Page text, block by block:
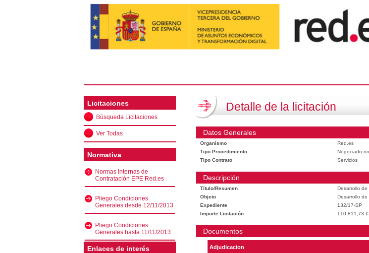
Licitaciones
Búsqueda Licitaciones
Ver Todas
Normativa
Normas Internas de
Contratación EPE Red.es
Pliego Condiciones
Generales desde 12/11/2013
Pliego Condiciones
Generales hasta 11/11/2013
Enlaces de interés
Detalle de la licitación
Datos Generales
Organismo
Red.es
Tipo Procedimiento
Negociado
Tipo Contrato
Servicios
Descripción
Título/Resumen
Desarrollo de
Objeto
Desarrollo de
Expediente
132/17-SP
Importe Licitación
110.811,73 €
Documentos
Adjudicacion